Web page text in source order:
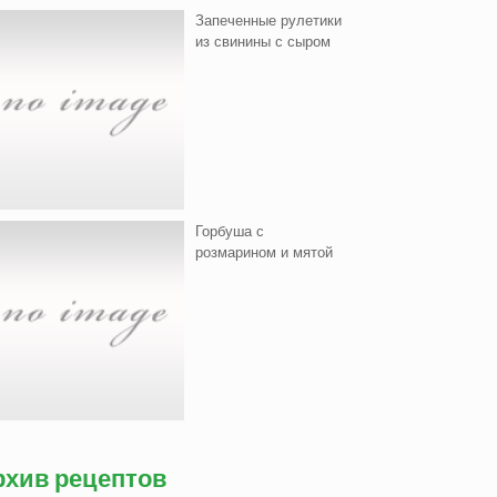
Запеченные рулетики
из свинины с сыром
Горбуша с
розмарином и мятой
рецептов